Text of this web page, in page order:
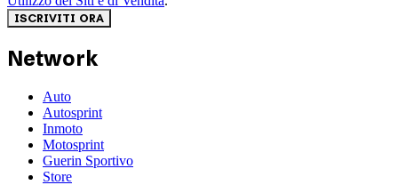
ISCRIVITI ORA
Network
Auto
Autosprint
Inmoto
Motosprint
Guerin Sportivo
Store